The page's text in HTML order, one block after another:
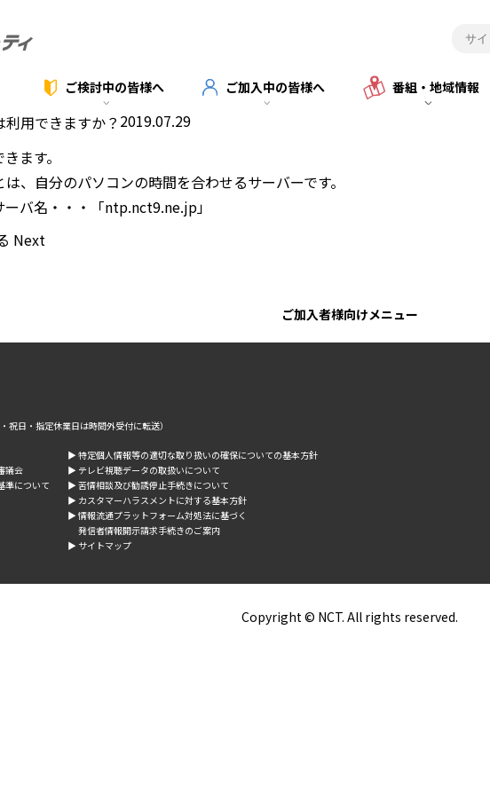
ご検討中の皆様へ ご加入中の皆様へ 番組・地域情報
用できますか？ 2019.07.29
ます。
、自分のパソコンの時間を合わせるサーバーです。
バ名・・・「ntp.nct9.ne.jp」
Next
ご加入者様向けメニュー
日・指定休業日は時間外受付に転送）
議会
準について
▶︎ 特定個人情報等の適切な取り扱いの確保についての基本方針
▶︎ テレビ視聴データの取扱いについて
▶︎ 苦情相談及び勧誘停止手続きについて
▶︎ カスタマーハラスメントに対する基本方針
▶︎ 情報流通プラットフォーム対処法に基づく
発信者情報開示請求手続きのご案内
▶︎ サイトマップ
Copyright © NCT. All rights reserved.